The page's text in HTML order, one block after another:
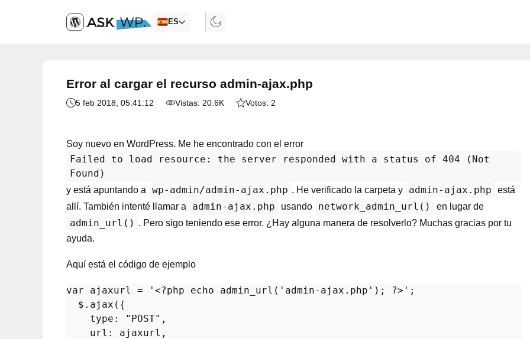
ES
Error al cargar el recurso admin-ajax.php
5 feb 2018 , 05:41:12 Vistas: 20.6K Votos: 2
Soy nuevo en WordPress. Me he encontrado con el error
Failed to load resource: the server responded with a status of 404 (Not
Found)
y está apuntando a wp-admin/admin-ajax.php . He verificado la carpeta y admin-ajax.php
está
allí. También intenté llamar a
admin-ajax.php usando network_admin_url() en lugar de
admin_url() . Pero sigo teniendo ese error. ¿Hay alguna manera de resolverlo? Muchas gracias por tu
ayuda.
Aquí está el código de ejemplo
var ajaxurl = '<?php echo admin_url(' admin-ajax.php '); ?>' ;
  $.
ajax ({
type : "POST" ,
url : ajaxurl,